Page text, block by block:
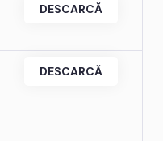
DESCARCĂ
DESCARCĂ